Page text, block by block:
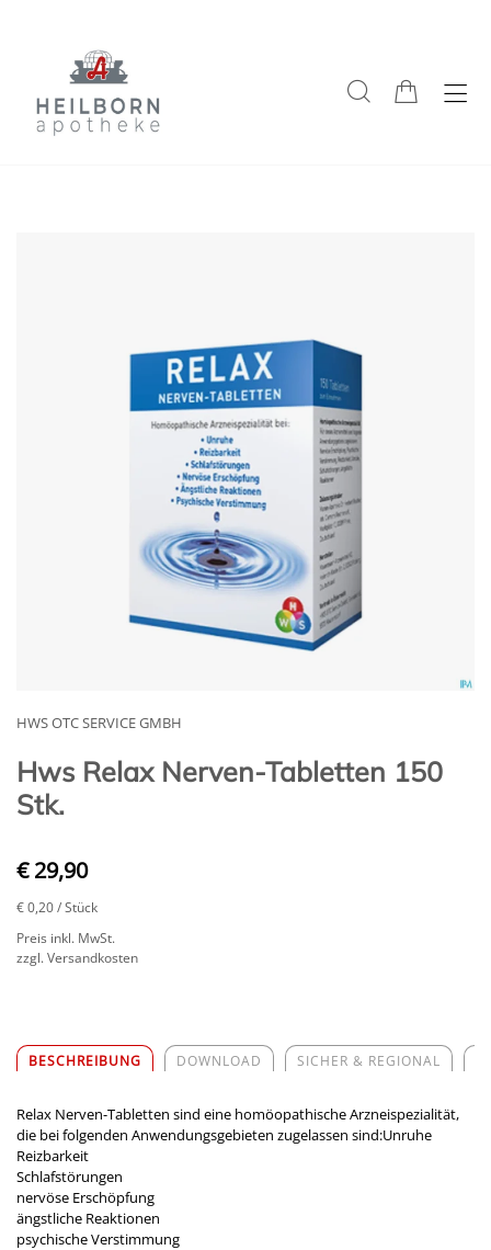
HWS OTC SERVICE GMBH
Hws Relax Nerven-Tabletten 150
Stk.
€ 29,90
€ 0,20/ Stück
Preis inkl. MwSt.
zzgl. Versandkosten
BESCHREIBUNG DOWNLOAD SICHER & REGIONAL
Relax Nerven-Tabletten sind eine homöopathische Arzneispezialität,
die bei folgenden Anwendungsgebieten zugelassen sind:Unruhe
Reizbarkeit
Schlafstörungen
nervöse Erschöpfung
ängstliche Reaktionen
psychische Verstimmung